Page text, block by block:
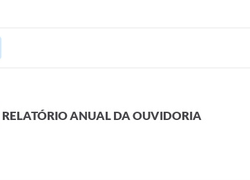
RELATÓRIO ANUAL DA OUVIDORIA